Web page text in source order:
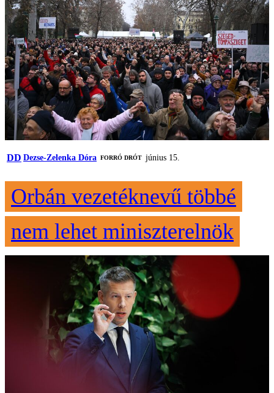
DD Dezse-Zelenka Dóra FORRÓ DRÓT június 15.
Orbán vezetéknevű többé
nem lehet miniszterelnök